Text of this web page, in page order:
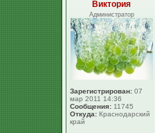
Виктория
Администратор
Зарегистрирован: 07
мар 2011 14:36
Сообщения: 11745
Откуда: Краснодарский
край